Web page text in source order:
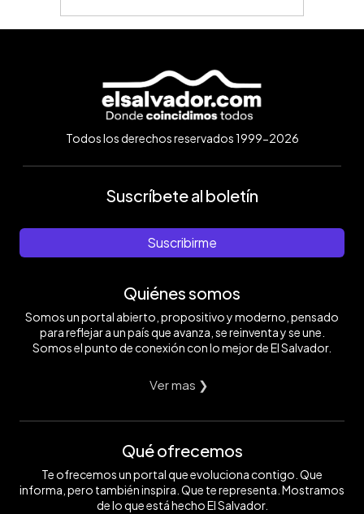
Todos los derechos reservados 1999-2026
Suscríbete al boletín
Suscribirme
Quiénes somos
Somos un portal abierto, propositivo y moderno, pensado
para reflejar a un país que avanza, se reinventa y se une.
Somos el punto de conexión con lo mejor de El Salvador.
Ver mas ❯
Qué ofrecemos
Te ofrecemos un portal que evoluciona contigo. Que
informa, pero también inspira. Que te representa. Mostramos
de lo que está hecho El Salvador.